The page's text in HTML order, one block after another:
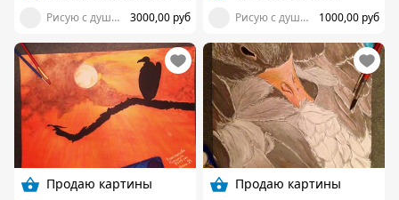
Рисую с душой, вкладывая частичку себя! 3000,00 руб Рисую с душой, вкладывая частичку себя! 1000,00 руб
Продаю картины Продаю картины